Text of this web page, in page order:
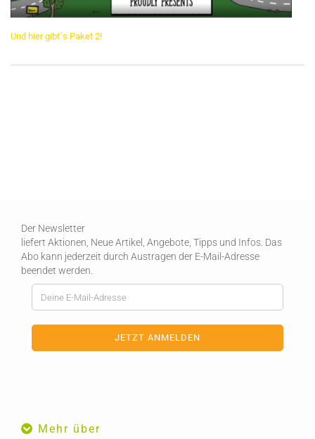
Und hier gibt´s Paket 2!
Der Newsletter
liefert Aktionen, Neue Artikel, Angebote, Tipps und Infos. Das
Abo kann jederzeit durch Austragen der E-Mail-Adresse
beendet werden.
Mehr über